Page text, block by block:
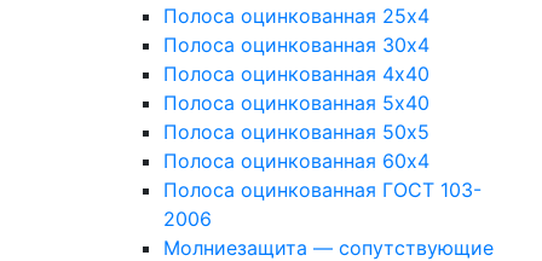
Полоса оцинкованная 25х4
Полоса оцинкованная 30х4
Полоса оцинкованная 4х40
Полоса оцинкованная 5х40
Полоса оцинкованная 50х5
Полоса оцинкованная 60х4
Полоса оцинкованная ГОСТ 103-
2006
Молниезащита — сопутствующие